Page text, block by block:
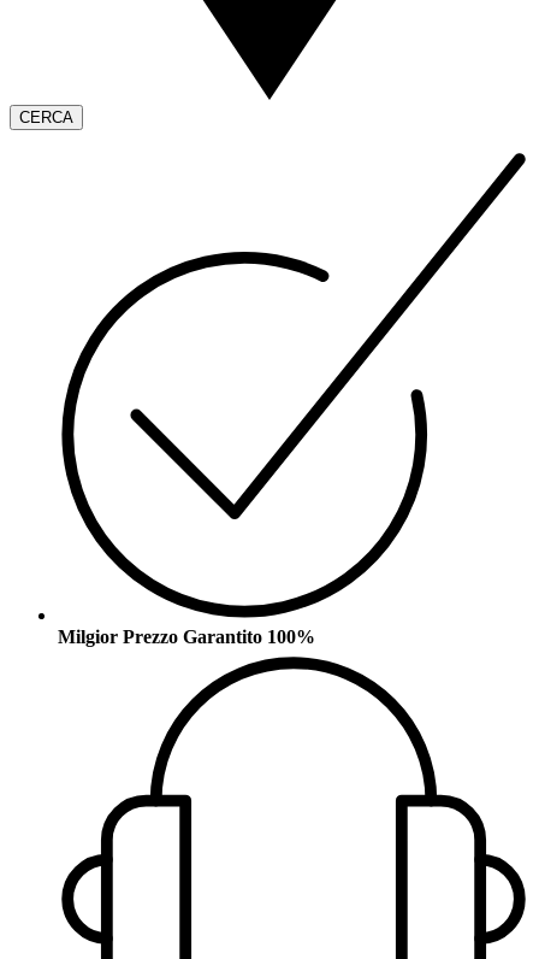
CERCA
Milgior Prezzo Garantito 100%